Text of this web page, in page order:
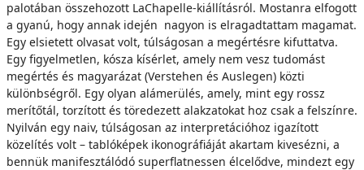
palotában összehozott LaChapelle-kiállításról. Mostanra elfogott
a gyanú, hogy annak idején nagyon is elragadtattam magamat.
Egy elsietett olvasat volt, túlságosan a megértésre kifuttatva.
Egy figyelmetlen, kósza kísérlet, amely nem vesz tudomást
megértés és magyarázat (Verstehen és Auslegen) közti
különbségről. Egy olyan alámerülés, amely, mint egy rossz
merítőtál, torzított és töredezett alakzatokat hoz csak a felszínre.
Nyilván egy naiv, túlságosan az interpretációhoz igazított
közelítés volt – tablóképek ikonográfiáját akartam kivesézni, a
bennük manifesztálódó superflatnessen élcelődve, mindezt egy